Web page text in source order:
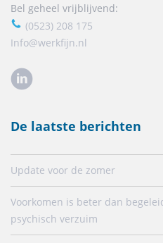
Bel geheel vrijblijvend:
(0523) 208 175
Info@werkfijn.nl
De laatste berichten
Update voor de zomer
Voorkomen is beter dan
psychisch verzuim